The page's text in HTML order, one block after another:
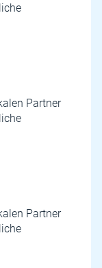
Partner
Partner